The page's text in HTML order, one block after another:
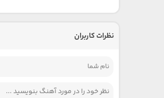
نظرات کاربران